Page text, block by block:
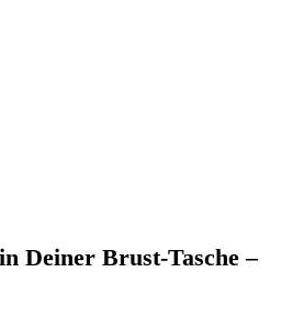
Deiner Brust-Tasche –